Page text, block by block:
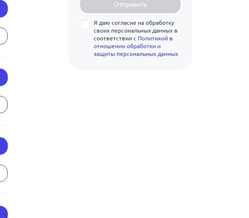
Ст25
Ст35
Отправить
Я даю согласие на обработку
своих персональных данных в
соответствии с Политикой в
отношении обработки и
защиты персональных данных